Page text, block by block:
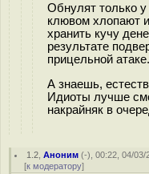
Обнулят только
клювом хлопают
хранить кучу
результате
прицельной атаке.
А знаешь,
Идиоты лучше
накрайняк в
1.2 ,Аноним (-), 00:22, 04/03/
[к модератору]